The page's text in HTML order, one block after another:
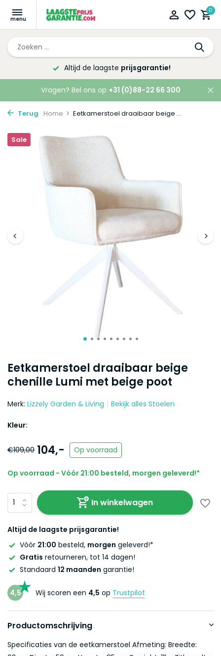
0
Altijd de laagste prijsgarantie!
Vragen? Bel ons op +31 (0)88-22 66 300
Terug Home Eetkamerstoel draaibaar beige ...
Eetkamerstoel draaibaar beige
chenille Lumi met beige poot
Sale
Merk: Lizzely Garden & Living Bekijk alles Stoelen
Kleur:
€109,00 104,- Op voorraad
Op voorraad - Vóór 21:00 besteld, morgen geleverd!*
In winkelwagen
Altijd de laagste prijsgarantie!
Vóór 21:00 besteld, morgen geleverd!*
Gratis retourneren, tot 14 dagen!
Standaard 12 maanden garantie!
4,5 Wij scoren een 4,5 op Trustpilot
Productomschrijving
Specificaties van de eetkamerstoel Afmeting: Breedte: